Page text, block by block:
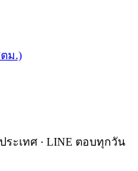
ม.)
ระเทศ · LINE ตอบทุกวัน